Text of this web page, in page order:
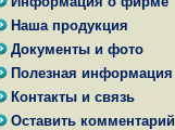
Наша продукция
Документы и фото
Полезная информация
Контакты и связь
Оставить комментарий